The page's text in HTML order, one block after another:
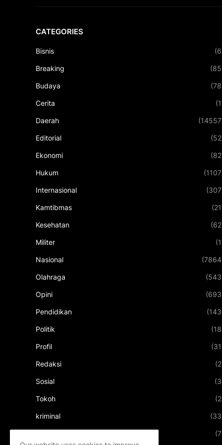
CATEGORIES
Bisnis
Breaking
Budaya
Cerita
Daerah
Editorial
Ekonomi
Hukum
Internasional
Kamtibmas
Kesehatan
Militer
Nasional
Olahraga
Opini
Pendidikan
Politik
Profil
Redaksi
Sosial
Tokoh
kriminal